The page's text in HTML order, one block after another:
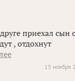
приехал сын с
, отдохнут
15 ноября